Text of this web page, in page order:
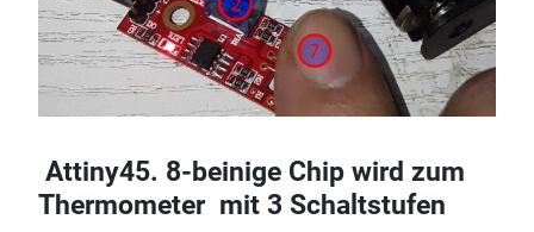
Attiny45. 8-beinige Chip wird zum
Thermometer mit 3 Schaltstufen